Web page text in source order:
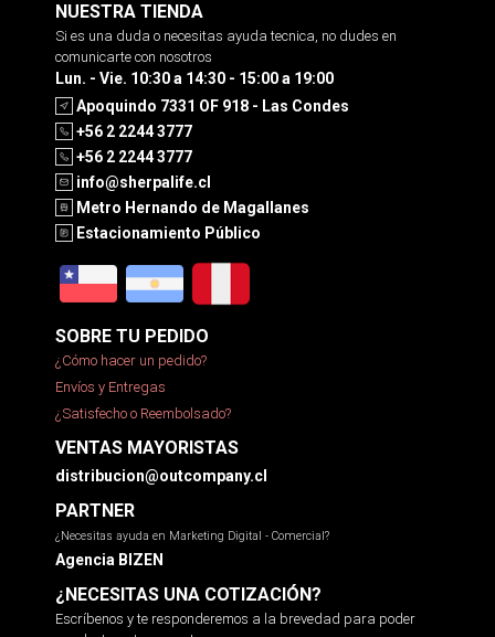
NUESTRA TIENDA
Si es una duda o necesitas ayuda tecnica, no dudes en
comunicarte con nosotros
Lun. - Vie. 10:30 a 14:30 - 15:00 a 19:00
Apoquindo 7331 OF 918 - Las Condes
+56 2 2244 3777
+56 2 2244 3777
info@sherpalife.cl
Metro Hernando de Magallanes
Estacionamiento Público
SOBRE TU PEDIDO
¿Cómo hacer un pedido?
Envíos y Entregas
¿Satisfecho o Reembolsado?
VENTAS MAYORISTAS
distribucion@outcompany.cl
PARTNER
¿Necesitas ayuda en Marketing Digital - Comercial?
Agencia BIZEN
¿NECESITAS UNA COTIZACIÓN?
Escríbenos y te responderemos a la brevedad para poder